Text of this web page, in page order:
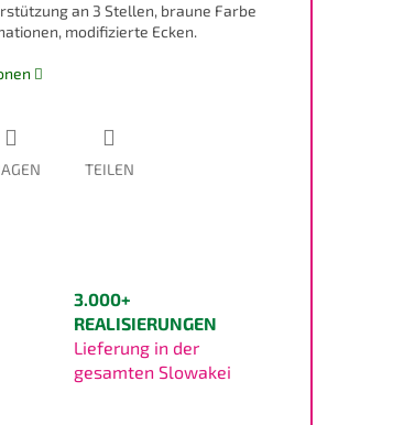
an 3 Stellen, braune Farbe
modifizierte Ecken.
TEILEN
3.000+
REALISIERUNGEN
Lieferung in der
gesamten Slowakei